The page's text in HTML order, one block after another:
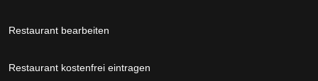
Restaurant bearbeiten
Restaurant kostenfrei eintragen